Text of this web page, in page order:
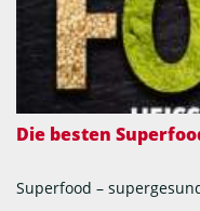
Die besten
Superfood –